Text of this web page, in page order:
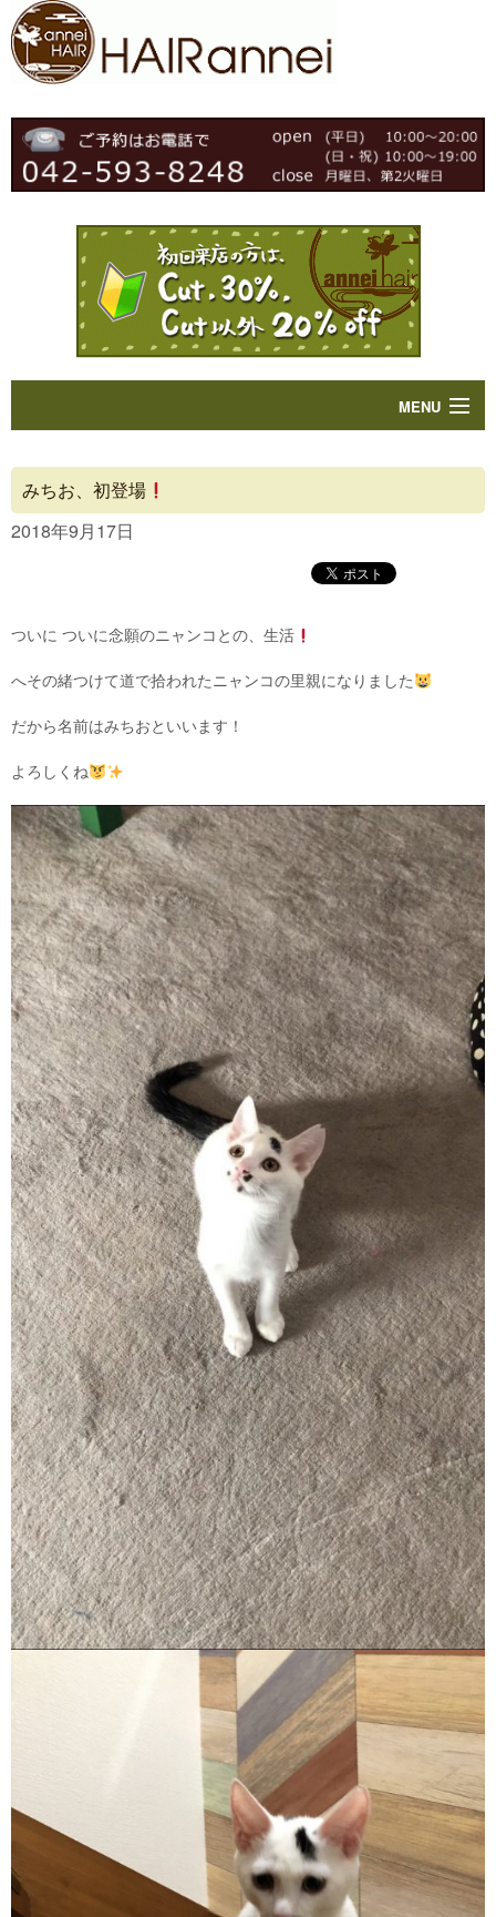
MENU
Concept
Blog
Contact
みちお、初登場
2018年9月17日
ついに ついに念願のニャンコとの、生活
へその緒つけて道で拾われたニャンコの里親になりました
だから名前はみちおといいます！
よろしくね